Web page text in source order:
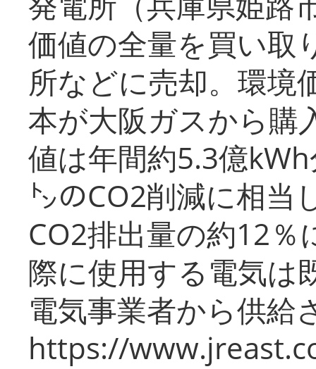
価値の全量を買い取
所などに売却。環境
本が大阪ガスから購
値は年間約5.3億
㌧のCO2削減に相当
CO2排出量の約12％
際に使用する電気は
電気事業者から供給
https://